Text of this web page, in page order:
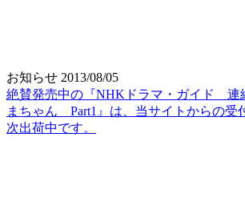
お知らせ 2013/08/05
絶賛発売中の『NHKドラマ・ガイド
まちゃん Part1』は、当サイトからの受
次出荷中です。